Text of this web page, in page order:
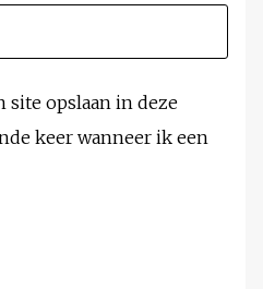
site opslaan in deze
keer wanneer ik een